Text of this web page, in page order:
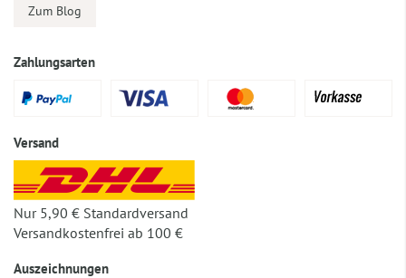
Zum Blog
Zahlungsarten
Versand
Nur 5,90 € Standardversand
Versandkostenfrei ab 100 €
Auszeichnungen